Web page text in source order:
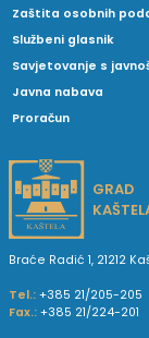
Zaštita osobnih
Službeni glasnik
Savjetovanje s
Javna nabava
Proračun
GRAD
Braće Radić 1, 21212
Tel.: +385 21/205-205
Fax.: +385 21/224-201